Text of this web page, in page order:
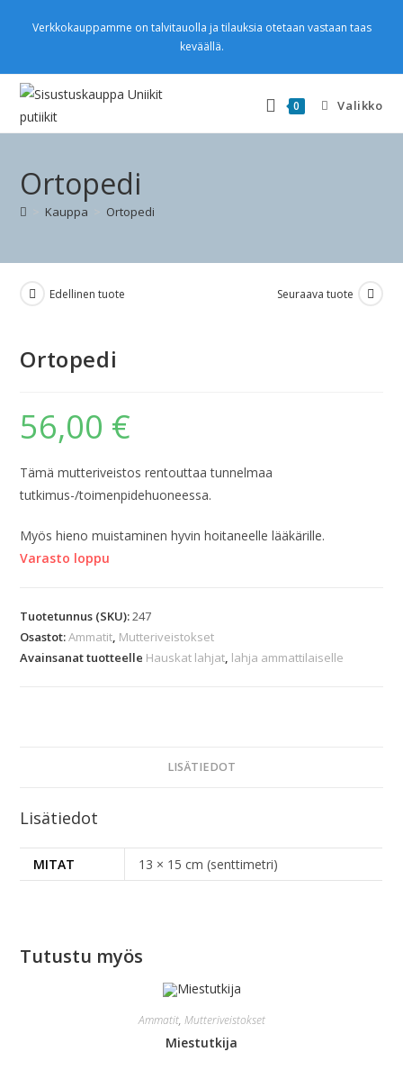
Verkkokauppamme on talvitauolla ja tilauksia otetaan vastaan taas
keväällä.
0 Valikko
Ortopedi
Kauppa Ortopedi
Edellinen tuote Seuraava tuote
Ortopedi
56,00 €
Tämä mutteriveistos rentouttaa tunnelmaa
tutkimus-/toimenpidehuoneessa.
Myös hieno muistaminen hyvin hoitaneelle lääkärille.
Varasto loppu
Tuotetunnus (SKU):247
Osastot:Ammatit, Mutteriveistokset
Avainsanat tuotteelle Hauskat lahjat, lahja ammattilaiselle
LISÄTIEDOT
Lisätiedot
MITAT 13 × 15 cm (senttimetri)
Tutustu myös
Ammatit, Mutteriveistokset
Miestutkija